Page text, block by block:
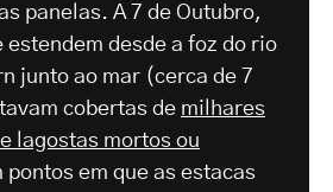
panelas. A 7 de Outubro,
estendem desde a foz do rio
junto ao mar (cerca de 7
cobertas de milhares
lagostas mortos ou
pontos em que as estacas